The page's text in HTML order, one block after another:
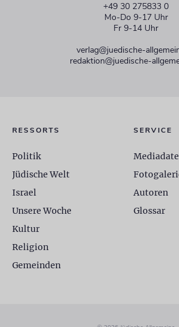
+49 30 275833 0
Mo-Do 9-17 Uhr
Fr 9-14 Uhr
verlag@juedische-
redaktion@juedische-
RESSORTS
Politik
Jüdische Welt
Israel
Unsere Woche
Kultur
Religion
Gemeinden
SERVICE
Autoren
Glossar